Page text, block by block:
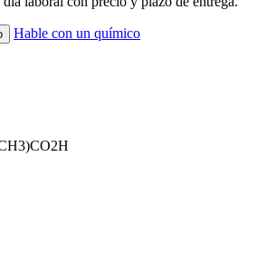
Hable con un químico